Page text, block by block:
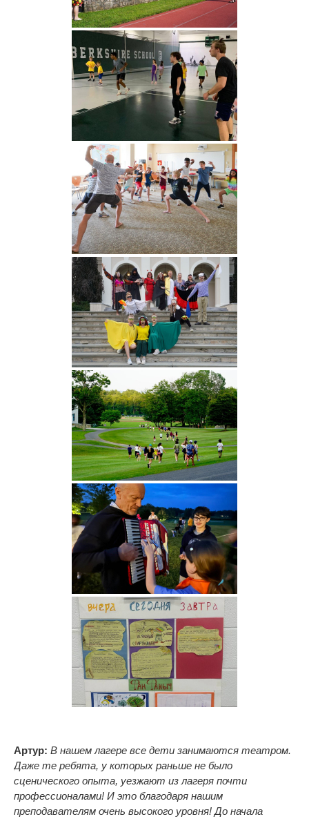
Артур: В нашем лагере все дети занимаются театром.
Даже те ребята, у которых раньше не было
сценического опыта, уезжают из лагеря почти
профессионалами! И это благодаря нашим
преподавателям очень высокого уровня! До начала